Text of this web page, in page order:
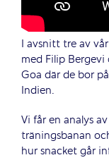
I avsnitt tre av
med Filip
Goa där de bor
Indien.
Vi får en analys
träningsbanan
hur snacket går